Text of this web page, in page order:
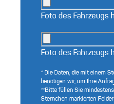
Foto des Fahrzeugs
Foto des Fahrzeugs
* Die Daten, die mit einem
benötigen wir, um Ihre
**Bitte füllen Sie
Sternchen markierten Felder